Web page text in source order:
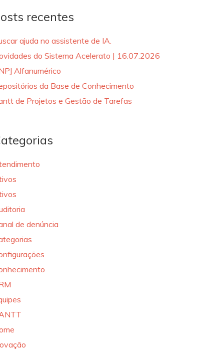
recentes
ajuda no assistente de IA.
do Sistema Acelerato | 16.07.2026
Alfanumérico
da Base de Conhecimento
de Projetos e Gestão de Tarefas
de denúncia